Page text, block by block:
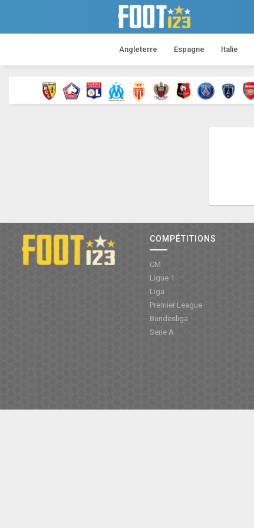
Angleterre Espagne Italie
COMPÉTITIONS
CM
Ligue 1
Liga
Premier League
Bundesliga
Serie A